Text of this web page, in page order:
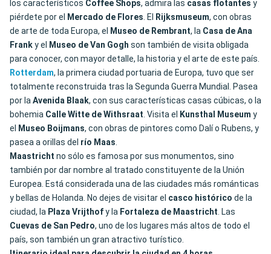
los característicos Coffee Shops, admira las casas flotantes y
piérdete por el
Mercado de Flores. El Rijksmuseum, con obras
de arte de toda Europa, el
Museo de Rembrant, la Casa de Ana
Franky el Museo de Van Gogh son también de visita obligada
para conocer, con mayor detalle, la historia y el arte de este país.
Rotterdam, la primera ciudad portuaria de Europa, tuvo que ser
totalmente reconstruida tras la Segunda Guerra Mundial. Pasea
por laAvenida Blaak, con sus características casas cúbicas, o la
bohemia Calle Witte de Withsraat. Visita el Kunsthal Museum y
el
Museo Boijmans, con obras de pintores como Dalí o Rubens, y
pasea a orillas del río Maas.
Maastricht no sólo es famosa por sus monumentos, sino
también por dar nombre al tratado constituyente de la Unión
Europea. Está considerada una de las ciudades más románticas
y bellas de Holanda. No dejes de visitar el casco histórico de la
ciudad, la Plaza Vrijthofy la Fortaleza de Maastricht. Las
Cuevas de San Pedro, uno de los lugares más altos de todo el
país, son también un gran atractivo turístico.